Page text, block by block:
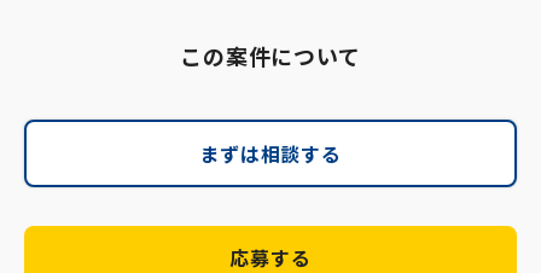
この案件について
まずは相談する
応募する